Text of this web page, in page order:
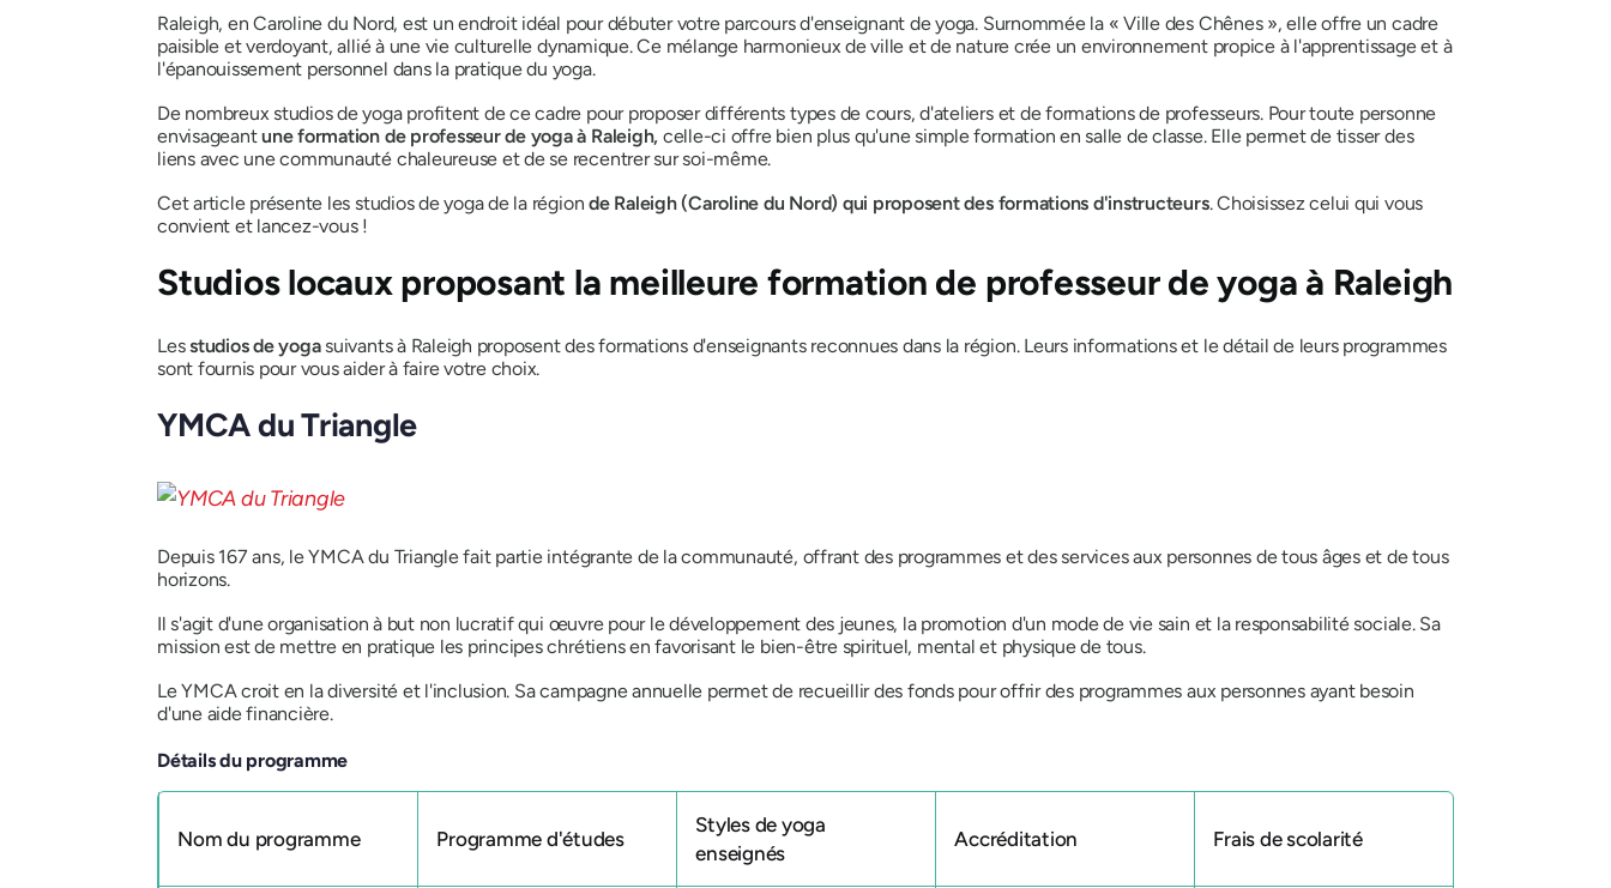
Raleigh, en Caroline du Nord, est un endroit idéal pour débuter votre parcours d'enseignant de yoga. Surnommée la « Ville des Chênes », elle offre un cadre
paisible et verdoyant, allié à une vie culturelle dynamique. Ce mélange harmonieux de ville et de nature crée un environnement propice à l'apprentissage et à
l'épanouissement personnel dans la pratique du yoga.
De nombreux studios de yoga profitent de ce cadre pour proposer différents types de cours, d'ateliers et de formations de professeurs. Pour toute personne
envisageantune formation de professeur de yoga à Raleigh, celle-ci offre bien plus qu'une simple formation en salle de classe. Elle permet de tisser des
liens avec une communauté chaleureuse et de se recentrer sur soi-même.
Cet article présente les studios de yoga de la régionde Raleigh (Caroline du Nord) qui proposent des formations d'instructeurs. Choisissez celui qui vous
convient et lancez-vous !
Studios locaux proposant la meilleure formation de professeur de yoga à Raleigh
Lesstudios de yogasuivants à Raleigh proposent des formations d'enseignants reconnues dans la région. Leurs informations et le détail de leurs programmes
sont fournis pour vous aider à faire votre choix.
YMCA du Triangle
Depuis 167 ans, le YMCA du Triangle fait partie intégrante de la communauté, offrant des programmes et des services aux personnes de tous âges et de tous
horizons.
Il s'agit d'une organisation à but non lucratif qui œuvre pour le développement des jeunes, la promotion d'un mode de vie sain et la responsabilité sociale. Sa
mission est de mettre en pratique les principes chrétiens en favorisant le bien-être spirituel, mental et physique de tous.
Le YMCA croit en la diversité et l'inclusion. Sa campagne annuelle permet de recueillir des fonds pour offrir des programmes aux personnes ayant besoin
d'une aide financière.
Détails du programme
Nom du programme Programme d'études
Styles de yoga
enseignés
Accréditation Frais de scolarité